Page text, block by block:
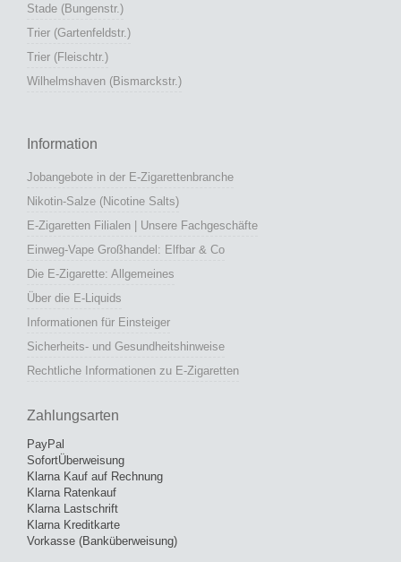
Stade (Bungenstr.)
Trier (Gartenfeldstr.)
Trier (Fleischtr.)
Wilhelmshaven (Bismarckstr.)
Information
Jobangebote in der E-Zigarettenbranche
Nikotin-Salze (Nicotine Salts)
E-Zigaretten Filialen | Unsere Fachgeschäfte
Einweg-Vape Großhandel: Elfbar & Co
Die E-Zigarette: Allgemeines
Über die E-Liquids
Informationen für Einsteiger
Sicherheits- und Gesundheitshinweise
Rechtliche Informationen zu E-Zigaretten
Zahlungsarten
PayPal
SofortÜberweisung
Klarna Kauf auf Rechnung
Klarna Ratenkauf
Klarna Lastschrift
Klarna Kreditkarte
Vorkasse (Banküberweisung)